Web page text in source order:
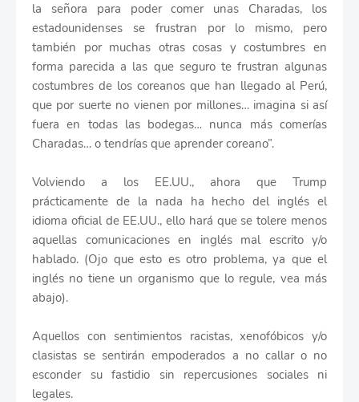
la señora para poder comer unas Charadas, los
estadounidenses se frustran por lo mismo, pero
también por muchas otras cosas y costumbres en
forma parecida a las que seguro te frustran algunas
costumbres de los coreanos que han llegado al Perú,
que por suerte no vienen por millones… imagina si así
fuera en todas las bodegas… nunca más comerías
Charadas… o tendrías que aprender coreano”.
Volviendo a los EE.UU., ahora que Trump
prácticamente de la nada ha hecho del inglés el
idioma oficial de EE.UU., ello hará que se tolere menos
aquellas comunicaciones en inglés mal escrito y/o
hablado. (Ojo que esto es otro problema, ya que el
inglés no tiene un organismo que lo regule, vea más
abajo).
Aquellos con sentimientos racistas, xenofóbicos y/o
clasistas se sentirán empoderados a no callar o no
esconder su fastidio sin repercusiones sociales ni
legales.